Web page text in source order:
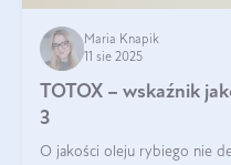
Maria Knapik
11 sie 2025
TOTOX – wskaźnik
3
O jakości oleju rybiego nie